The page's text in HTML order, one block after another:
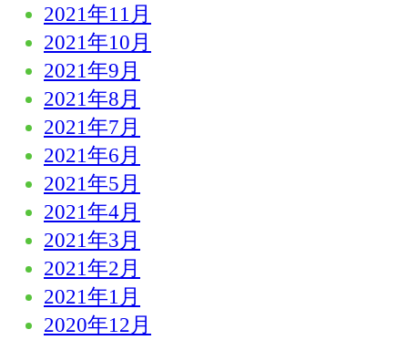
2021年11月
2021年10月
2021年9月
2021年8月
2021年7月
2021年6月
2021年5月
2021年4月
2021年3月
2021年2月
2021年1月
2020年12月